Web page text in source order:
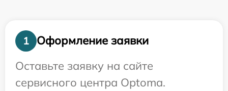
1
Оформление заявки
Оставьте заявку на сайте
сервисного центра Optoma.